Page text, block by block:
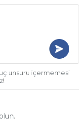
unsuru içermemesi